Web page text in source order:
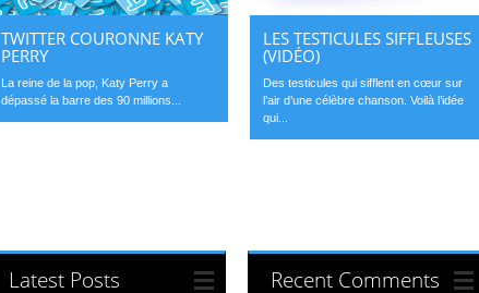
TWITTER COURONNE KATY
PERRY
La reine de la pop, Katy Perry a
dépassé la barre des 90 millions...
LES TESTICULES SIFFLEUSES
(VIDÉO)
Des testicules qui sifflent en cœur sur
l’air d’une célèbre chanson. Voilà l’idée
qui...
Latest Posts Recent Comments